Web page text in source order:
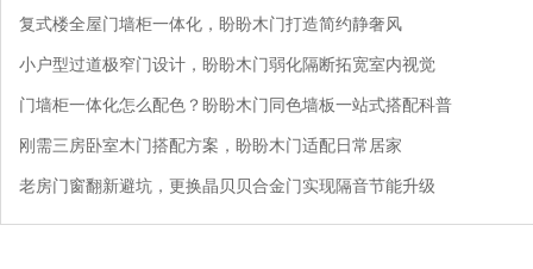
复式楼全屋门墙柜一体化，盼盼木门打造简约静奢风
小户型过道极窄门设计，盼盼木门弱化隔断拓宽室内视觉
门墙柜一体化怎么配色？盼盼木门同色墙板一站式搭配科普
刚需三房卧室木门搭配方案，盼盼木门适配日常居家
老房门窗翻新避坑，更换晶贝贝合金门实现隔音节能升级